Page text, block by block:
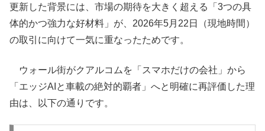
更新した背景には、市場の期待を大きく超える「3つの具
体的かつ強力な好材料」が、2026年5月22日（現地時間）
の取引に向けて一気に重なったためです。
ウォール街がクアルコムを「スマホだけの会社」から
「エッジAIと車載の絶対的覇者」へと明確に再評価した理
由は、以下の通りです。